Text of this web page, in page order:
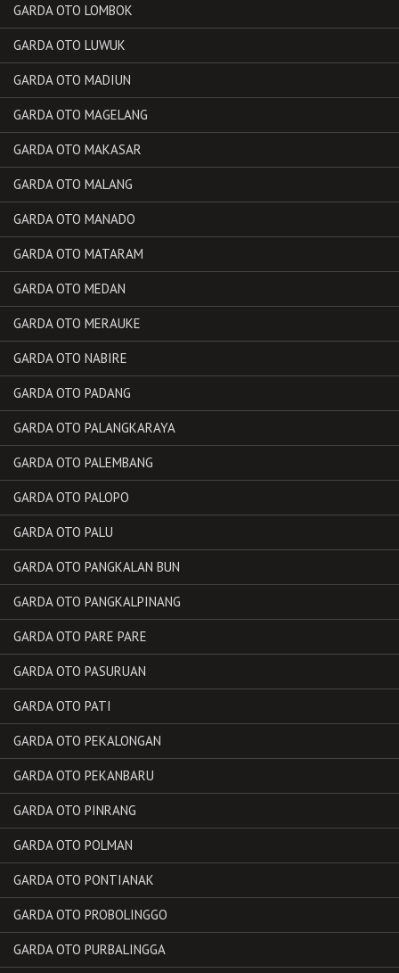
GARDA OTO LOMBOK
GARDA OTO LUWUK
GARDA OTO MADIUN
GARDA OTO MAGELANG
GARDA OTO MAKASAR
GARDA OTO MALANG
GARDA OTO MANADO
GARDA OTO MATARAM
GARDA OTO MEDAN
GARDA OTO MERAUKE
GARDA OTO NABIRE
GARDA OTO PADANG
GARDA OTO PALANGKARAYA
GARDA OTO PALEMBANG
GARDA OTO PALOPO
GARDA OTO PALU
GARDA OTO PANGKALAN BUN
GARDA OTO PANGKALPINANG
GARDA OTO PARE PARE
GARDA OTO PASURUAN
GARDA OTO PATI
GARDA OTO PEKALONGAN
GARDA OTO PEKANBARU
GARDA OTO PINRANG
GARDA OTO POLMAN
GARDA OTO PONTIANAK
GARDA OTO PROBOLINGGO
GARDA OTO PURBALINGGA